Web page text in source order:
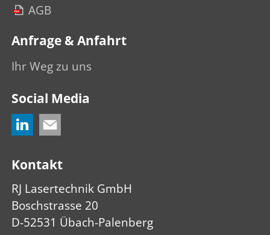
AGB
Anfrage & Anfahrt
Ihr Weg zu uns
Social Media
Kontakt
RJ Lasertechnik GmbH
Boschstrasse 20
D-52531 Übach-Palenberg